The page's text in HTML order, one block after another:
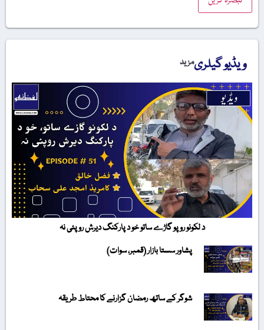
ویڈیو گیلریمزید
د لکونو روپو گاڑے ساتو خو د پارکنگ دیرش روپئی نہ
پشاور سستا بازار (قمبر، سوات)
شوگر کے ساتھ رمضان گزارنے کا محتاط طریقہ